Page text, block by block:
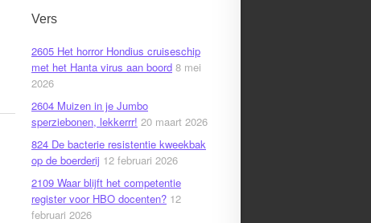
Vers
2605 Het horror Hondius cruiseschip
met het Hanta virus aan boord 8 mei
2026
2604 Muizen in je Jumbo
sperziebonen, lekkerrr! 20 maart 2026
824 De bacterie resistentie kweekbak
op de boerderij 12 februari 2026
2109 Waar blijft het competentie
register voor HBO docenten? 12
februari 2026